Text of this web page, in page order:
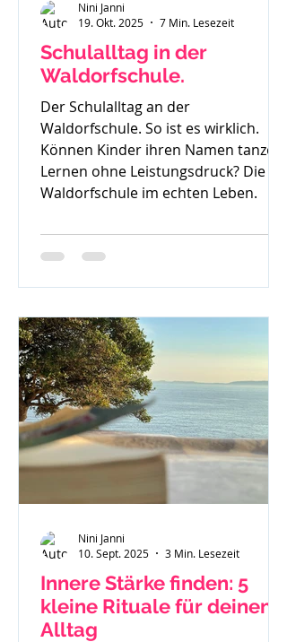
Schulalltag in der
Waldorfschule.
Der Schulalltag an der
Waldorfschule. So ist es wirklich.
Können Kinder ihren Namen tanzen?
Lernen ohne Leistungsdruck? Die
Waldorfschule im echten Leben.
Nini Janni
19. Okt. 2025
7 Min. Lesezeit
Innere Stärke finden: 5
kleine Rituale für deinen
Alltag
Nini Janni
10. Sept. 2025
3 Min. Lesezeit